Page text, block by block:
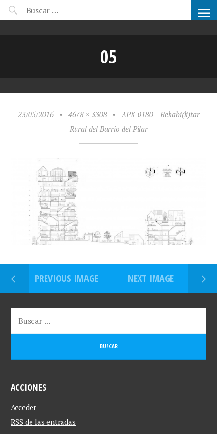
CANDIDATOS ARCHIPRIX
05
23/05/2016 • 4678 × 3308 •
APX-0180 – Rehabi(li)tar
Rural del Barrio del Pilar
PREVIOUS IMAGE NEXT IMAGE
ACCIONES
Acceder
RSS de las entradas